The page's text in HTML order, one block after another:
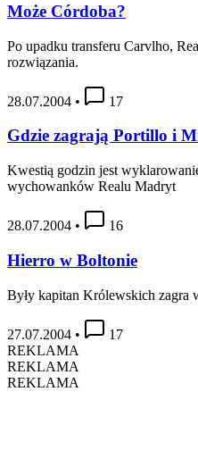
Może Córdoba?
Po upadku transferu Carvlho,
rozwiązania.
28.07.2004 • 17
Gdzie zagrają Portillo i
Kwestią godzin jest
wychowanków Realu Madryt
28.07.2004 • 16
Hierro w Boltonie
Były kapitan Królewskich zagra
27.07.2004 •
17
REKLAMA
REKLAMA
REKLAMA